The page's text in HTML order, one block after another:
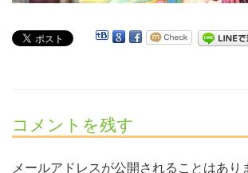
コメントを残す
メールアドレスが公開されることはあり